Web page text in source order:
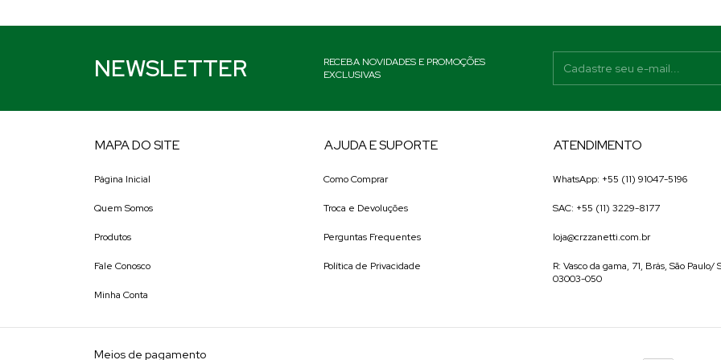
NEWSLETTER
RECEBA NOVIDADES E PROMOÇÕES
EXCLUSIVAS
MAPA DO SITE
Página Inicial
Quem Somos
Produtos
Fale Conosco
Minha Conta
AJUDA E SUPORTE
Como Comprar
Troca e Devoluções
Perguntas Frequentes
Política de Privacidade
ATENDIMENTO
WhatsApp: +55 (11) 91047-5196
SAC: +55 (11) 3229-8177
loja@crzzanetti.com.br
R: Vasco da gama, 71, Brás, São Paulo/
03003-050
Meios de pagamento